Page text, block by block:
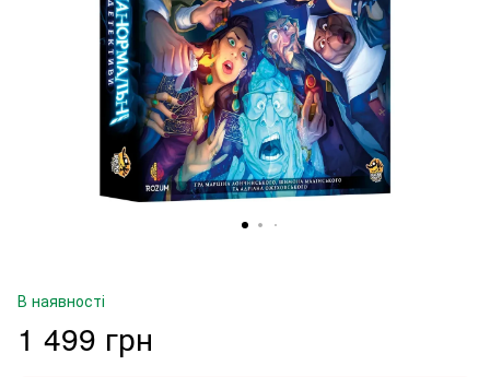
В наявності
1 499 грн